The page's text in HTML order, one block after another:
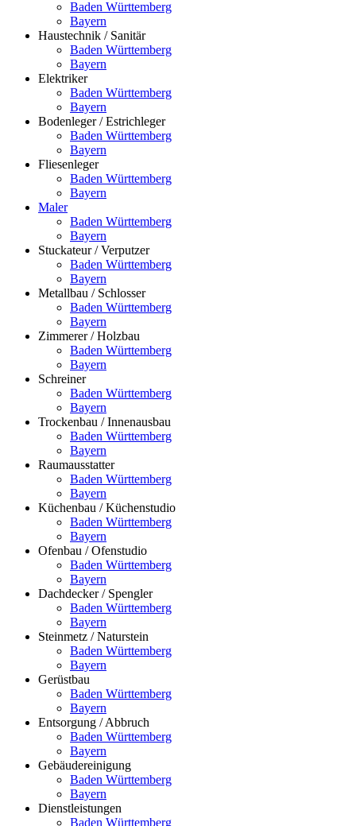
Baden Württemberg
Bayern
Haustechnik / Sanitär
Baden Württemberg
Bayern
Elektriker
Baden Württemberg
Bayern
Bodenleger / Estrichleger
Baden Württemberg
Bayern
Fliesenleger
Baden Württemberg
Bayern
Maler
Baden Württemberg
Bayern
Stuckateur / Verputzer
Baden Württemberg
Bayern
Metallbau / Schlosser
Baden Württemberg
Bayern
Zimmerer / Holzbau
Baden Württemberg
Bayern
Schreiner
Baden Württemberg
Bayern
Trockenbau / Innenausbau
Baden Württemberg
Bayern
Raumausstatter
Baden Württemberg
Bayern
Küchenbau / Küchenstudio
Baden Württemberg
Bayern
Ofenbau / Ofenstudio
Baden Württemberg
Bayern
Dachdecker / Spengler
Baden Württemberg
Bayern
Steinmetz / Naturstein
Baden Württemberg
Bayern
Gerüstbau
Baden Württemberg
Bayern
Entsorgung / Abbruch
Baden Württemberg
Bayern
Gebäudereinigung
Baden Württemberg
Bayern
Dienstleistungen
Baden Württemberg